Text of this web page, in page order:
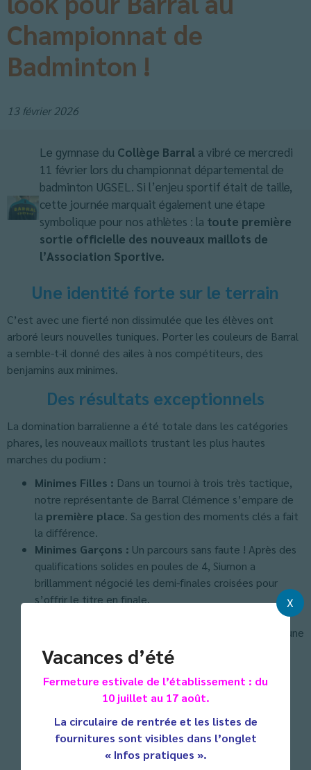
Vacances d’été
Fermeture estivale de l’établissement : du
10 juillet au 17 août.
La circulaire de rentrée et les listes de
fournitures sont visibles dans l’onglet
« Infos pratiques ».
X
Championnat de
Badminton !
13 février 2026
Le gymnase du Collège Barrala vibré ce mercredi
11 février lors du championnat départemental de
badminton UGSEL. Si l’enjeu sportif était de taille,
cette journée marquait également une étape
symbolique pour nos athlètes : la toute première
sortie officielle des nouveaux maillots de
l’Association Sportive.
Une identité forte sur le terrain
C’est avec une fierté non dissimulée que les élèves ont
arboré leurs nouvelles tuniques. Porter les couleurs de Barral
a semble-t-il donné des ailes à nos compétiteurs, des
benjamins aux minimes.
Des résultats exceptionnels
La domination barralienne a été totale dans les catégories
phares, les nouveaux maillots trustant les plus hautes
marches du podium :
Minimes Filles : Dans un tournoi à trois très tactique,
notre représentante de Barral Clémence s’empare de
la première place. Sa gestion des moments clés a fait
la différence.
Minimes Garçons : Un parcours sans faute ! Après des
qualifications solides en poules de 4, Siumon a
brillamment négocié les demi-finales croisées pour
s’offrir le titre en finale.
compétition, nos jeunes se sont bien défendus dans une
poule de 5 très physique. Une expérience fondatrice
pour la suite de la saison !